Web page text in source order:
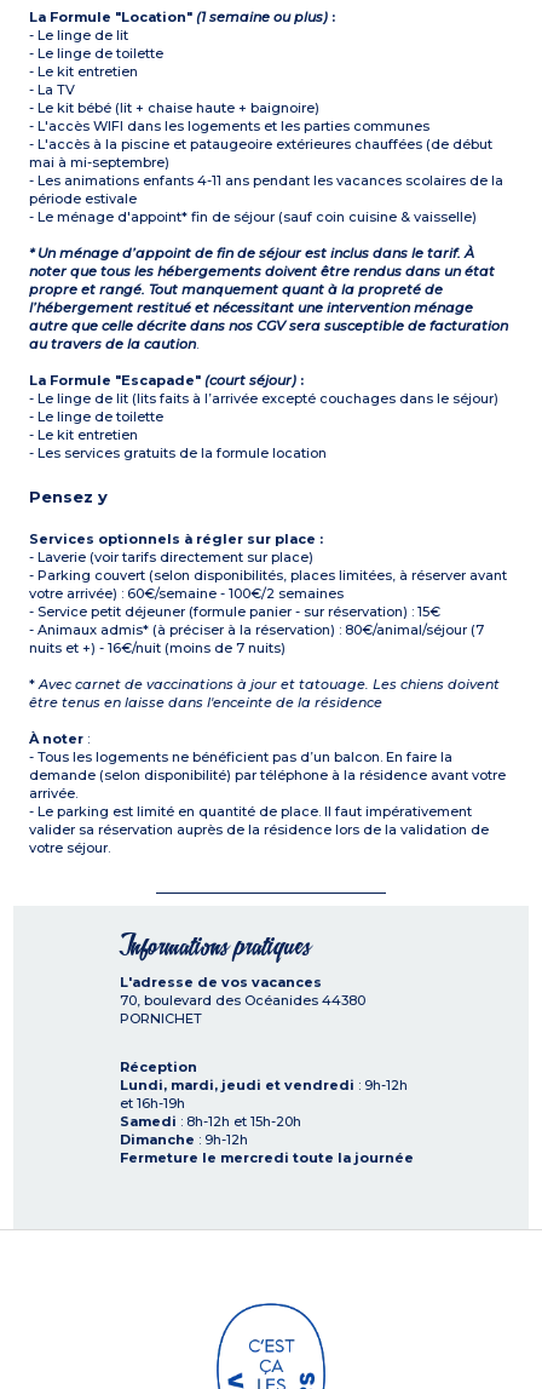
La Formule "Location"(1 semaine ou plus) :
- Le linge de lit
- Le linge de toilette
- Le kit entretien
- La TV
- Le kit bébé (lit + chaise haute + baignoire)
- L'accès WIFI dans les logements et les parties communes
- L'accès à la piscine et pataugeoire extérieures chauffées (de début
mai à mi-septembre)
- Les animations enfants 4-11 ans pendant les vacances scolaires de la
période estivale
- Le ménage d'appoint* fin de séjour (sauf coin cuisine & vaisselle)
* Un ménage d’appoint de fin de séjour est inclus dans le tarif. À
noter que tous les hébergements doivent être rendus dans un état
propre et rangé. Tout manquement quant à la propreté de
l’hébergement restitué et nécessitant une intervention ménage
autre que celle décrite dans nos CGV sera susceptible de facturation
au travers de la caution.
La Formule "Escapade"(court séjour) :
- Le linge de lit (lits faits à l’arrivée excepté couchages dans le séjour)
- Le linge de toilette
- Le kit entretien
- Les services gratuits de la formule location
Pensez y
Services optionnels à régler sur place :
- Laverie (voir tarifs directement sur place)
- Parking couvert (selon disponibilités, places limitées, à réserver avant
votre arrivée) : 60€/semaine - 100€/2 semaines
- Service petit déjeuner (formule panier - sur réservation) : 15€
- Animaux admis* (à préciser à la réservation) : 80€/animal/séjour (7
nuits et +) - 16€/nuit (moins de 7 nuits)
*Avec carnet de vaccinations à jour et tatouage. Les chiens doivent
être tenus en laisse dans l'enceinte de la résidence
À noter :
- Tous les logements ne bénéficient pas d’un balcon. En faire la
demande (selon disponibilité) par téléphone à la résidence avant votre
arrivée.
- Le parking est limité en quantité de place. Il faut impérativement
valider sa réservation auprès de la résidence lors de la validation de
votre séjour.
Informations pratiques
L'adresse de vos vacances
70, boulevard des Océanides 44380
PORNICHET
Réception
Lundi, mardi, jeudi et vendredi : 9h-12h
et 16h-19h
Samedi : 8h-12h et 15h-20h
Dimanche : 9h-12h
Fermeture le mercredi toute la journée